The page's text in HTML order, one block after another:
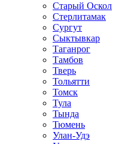
Старый Оскол
Стерлитамак
Сургут
Сыктывкар
Таганрог
Тамбов
Тверь
Тольятти
Томск
Тула
Тында
Тюмень
Улан-Удэ